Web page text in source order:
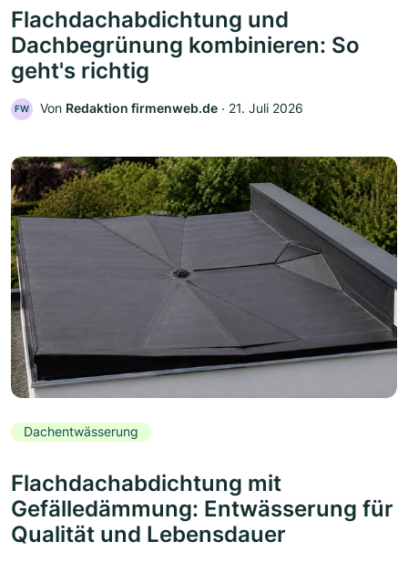
Flachdachabdichtung und
Dachbegrünung kombinieren: So
geht's richtig
FW Von Redaktion firmenweb.de ‧ 21. Juli 2026
Dachentwässerung
Flachdachabdichtung mit
Gefälledämmung: Entwässerung für
Qualität und Lebensdauer